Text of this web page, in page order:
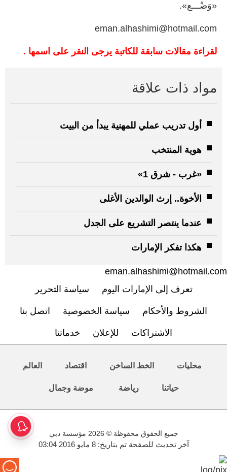
«وَضْـــع».
eman.alhashimi@hotmail.com
لقراءة مقالات سابقة للكاتبة يرجى النقر على اسمها .
مواد ذات علاقة
أول تدريب عملي للمهنية يبدأ من البيت
هوية المنتخب
«غرب - شرق 1»
الأخوة.. إرث الوالدين الأغلى
عندما ينتصر التشريع على الجدل
هكذا تفكر الإمارات
eman.alhashimi@hotmail.com
تعرف إلى الإمارات اليوم
سياسة التحرير
الشروط والأحكام سياسة الخصوصية اتصل بنا
الاشتراكات للإعلان خدماتنا
محليات الخط الساخن اقتصاد العالم
حياتنا رياضة موضة وجمال
جميع الحقوق محفوظة © 2026 مؤسسة دبي
آخر تحديث للصفحة تم بتاريخ: 8 مايو 2016 03:04